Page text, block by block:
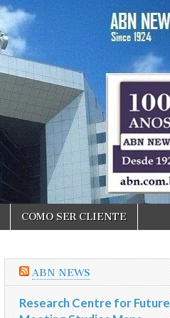
COMO SER CLIENTE
ABN NEWS
Research Centre for Future